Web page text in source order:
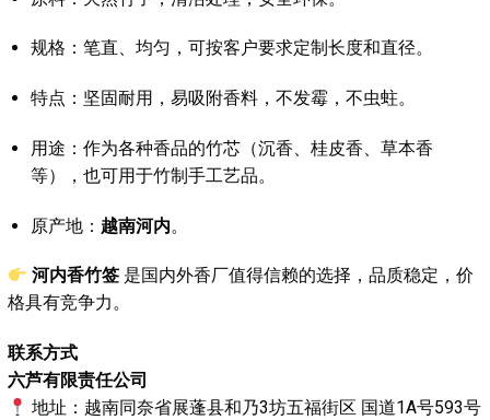
规格：笔直、均匀，可按客户要求定制长度和直径。
特点：坚固耐用，易吸附香料，不发霉，不虫蛀。
用途：作为各种香品的竹芯（沉香、桂皮香、草本香
等），也可用于竹制手工艺品。
原产地： 越南河内。
河内香竹签 是国内外香厂值得信赖的选择，品质稳定，价
格具有竞争力。
联系方式
六芦有限责任公司
地址：越南同奈省展蓬县和乃3坊五福街区 国道1A号593号